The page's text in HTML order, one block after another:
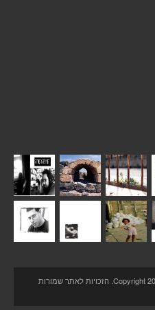
Copyright 2012 Piccolo Theme. All rights reserved. הזכויות לאתר שמורות